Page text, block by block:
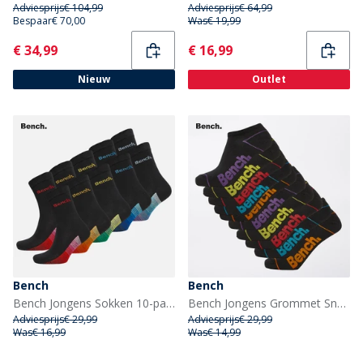
Adviesprijs€ 104,99
Bespaar€ 70,00
Current
€ 34,99
Nieuw
Adviesprijs€ 64,99
Was€ 19,99
Current
€ 16,99
Outlet
Bench
Bench Jongens Sokken 10-pack Zwart/Multi
Adviesprijs€ 29,99
Was€ 16,99
Bench
Bench Jongens Grommet Sneakersokken Zwart
Adviesprijs€ 29,99
Was€ 14,99